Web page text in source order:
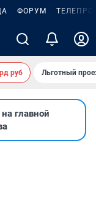
ФОРУМ
руб Льготный
главной